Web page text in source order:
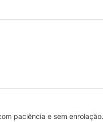
paciência e sem